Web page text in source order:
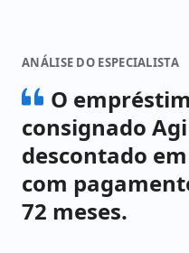
ANÁLISE DO ESPECIALISTA
O
consignado
descontado
com
72 meses.